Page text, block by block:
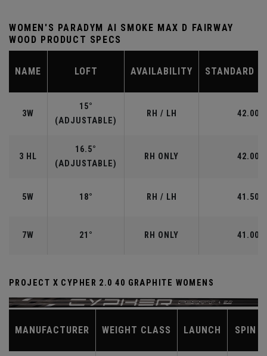
WOMEN'S PARADYM AI SMOKE MAX D FAIRWAY
WOOD PRODUCT SPECS
NAME LOFT AVAILABILITY STANDARD
3W
15°
(ADJUSTABLE)
RH / LH 42.00"
3 HL
16.5°
(ADJUSTABLE)
RH ONLY 42.00"
5W 18° RH / LH 41.50"
7W 21° RH ONLY 41.00"
PROJECT X CYPHER 2.0 40 GRAPHITE WOMENS
MANUFACTURER WEIGHT CLASS LAUNCH SPIN